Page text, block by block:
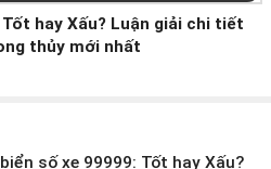
hay Xấu? Luận giải chi tiết
thủy mới nhất
số xe 99999: Tốt hay Xấu?